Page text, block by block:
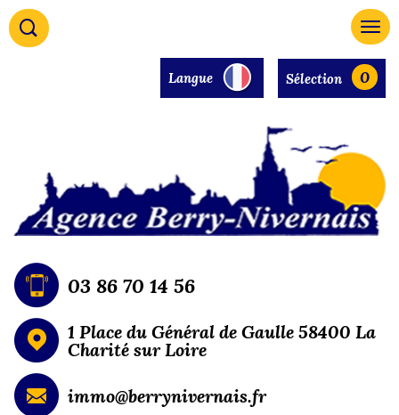
Langue Sélection 0
03 86 70 14 56
1 Place du Général de Gaulle 58400 La
Charité sur Loire
immo@berrynivernais.fr